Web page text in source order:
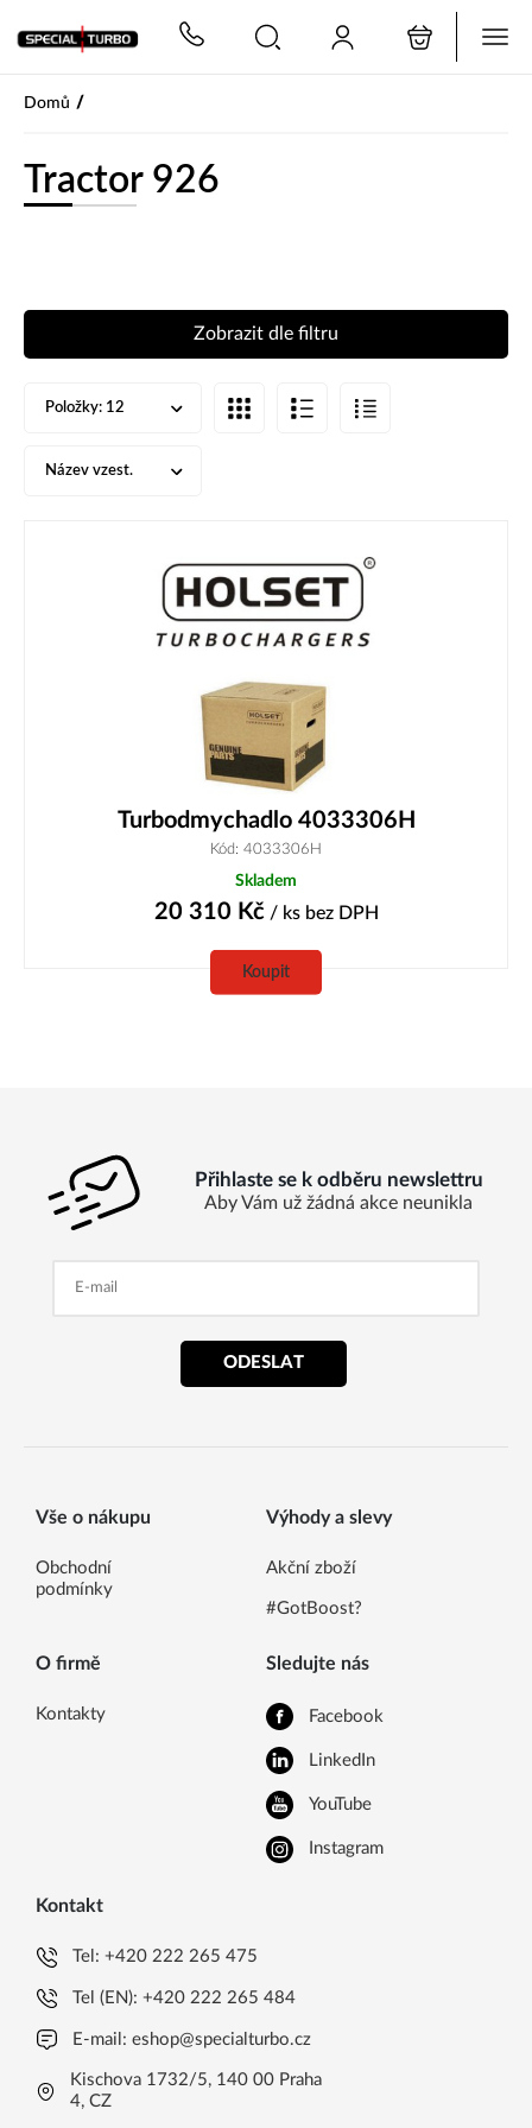
Domů /
Tractor 926
Zobrazit dle filtru
Položky: 12
Název vzest.
Turbodmychadlo 4033306H
Kód: 4033306H
Skladem
20 310 Kč/ ks bez DPH
Koupit
Přihlaste se k odběru newslettru
Aby Vám už žádná akce neunikla
ODESLAT
Vše o nákupu
Obchodní
podmínky
Výhody a slevy
Akční zboží
#GotBoost?
O firmě
Kontakty
Sledujte nás
Facebook
LinkedIn
YouTube
Instagram
Kontakt
Tel:+420 222 265 475
Tel (EN):+420 222 265 484
E-mail:eshop@specialturbo.cz
Kischova 1732/5, 140 00 Praha
4, CZ